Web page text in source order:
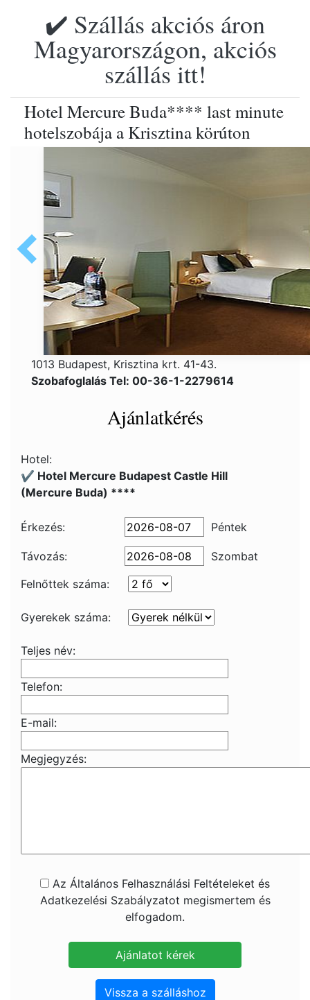
✔️ Szállás akciós áron
Magyarországon, akciós
szállás itt!
Hotel Mercure Buda**** last minute
hotelszobája a Krisztina körúton
1013 Budapest, Krisztina krt. 41-43.
Szobafoglalás Tel: 00-36-1-2279614
Ajánlatkérés
Hotel:
✔️ Hotel Mercure Budapest Castle Hill
(Mercure Buda) ****
Érkezés: Péntek
Távozás:
Szombat
Felnőttek száma:
Gyerekek száma:
Teljes név:
Telefon:
E-mail:
Megjegyzés:
Az Általános Felhasználási Feltételeket és
Adatkezelési Szabályzatot megismertem és
elfogadom.
Vissza a szálláshoz